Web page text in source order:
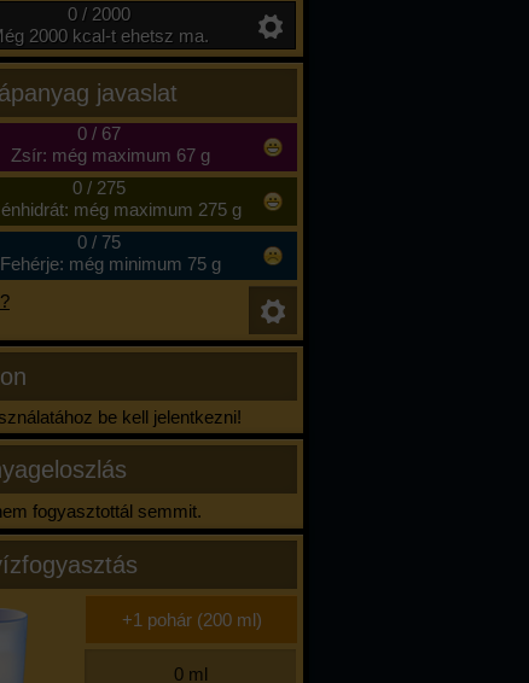
0 / 2000
2000 kcal-t ehetsz ma.
javaslat
0/ 67
Zsír: még maximum 67 g
0/ 275
még maximum 275 g
0/ 75
Fehérje: még minimum 75 g
be kell jelentkezni!
fogyasztottál semmit.